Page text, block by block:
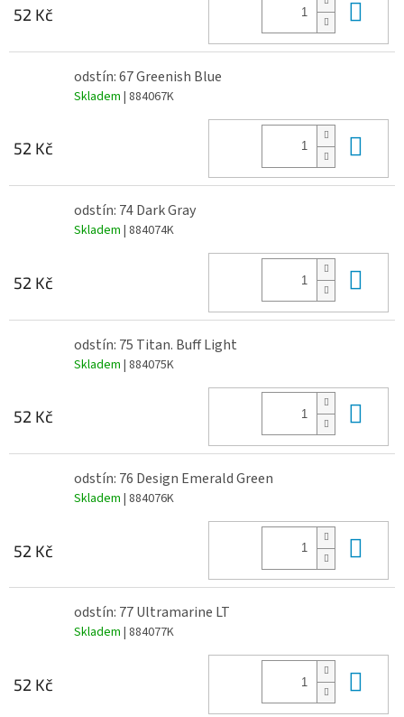
52 Kč
odstín: 67 Greenish Blue
Skladem | 884067K
52 Kč
odstín: 74 Dark Gray
Skladem | 884074K
52 Kč
odstín: 75 Titan. Buff Light
Skladem | 884075K
52 Kč
odstín: 76 Design Emerald Green
Skladem | 884076K
52 Kč
odstín: 77 Ultramarine LT
Skladem | 884077K
52 Kč